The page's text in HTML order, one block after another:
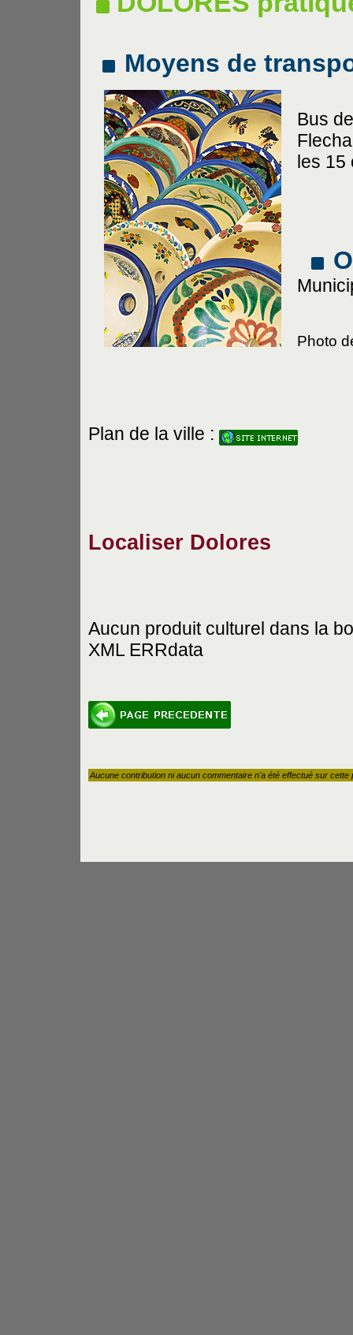
Moyens de
Bus
les 15
Photo
Plan de la ville :
Localiser Dolores
Aucun produit culturel dans la
XML ERRdata
Aucune contribution ni aucun commentaire n'a été effectué sur cette